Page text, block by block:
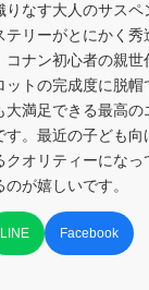
りなす大人のサスペ
リーがとにかく秀
コナン初心者の親世
トの完成度に脱帽
満足できる最高の
す。最近の子ども向
クオリティーにな
が嬉しいです。
LINE Facebook